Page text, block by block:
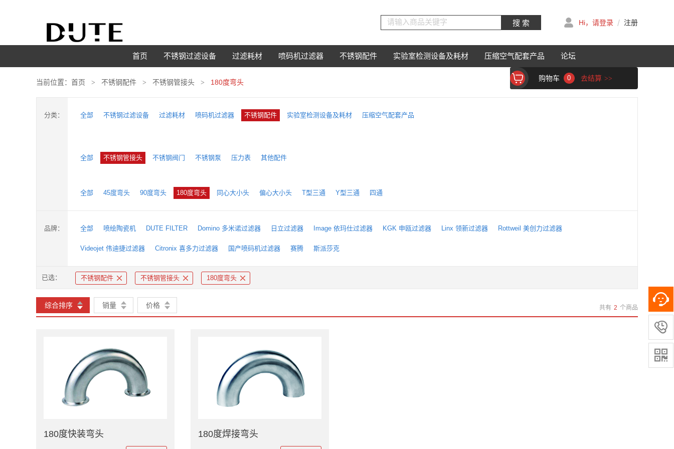
搜 索 Hi，请登录 / 注册
首页 不锈钢过滤设备 过滤耗材 喷码机过滤器 不锈钢配件 实验室检测设备及耗材 压缩空气配套产品 论坛
购物车 0 去结算 >>
当前位置： 首页 不锈钢配件 不锈钢管接头 180度弯头
分类： 全部 不锈钢过滤设备 过滤耗材 喷码机过滤器 不锈钢配件 实验室检测设备及耗材 压缩空气配套产品
全部 不锈钢管接头 不锈钢阀门 不锈钢泵 压力表 其他配件
全部 45度弯头 90度弯头 180度弯头 同心大小头 偏心大小头 T型三通 Y型三通 四通
品牌： 全部 喷绘陶瓷机 DUTE FILTER Domino 多米诺过滤器 日立过滤器 Image 依玛仕过滤器 KGK 申瓯过滤器 Linx 领新过滤器 Rottweil 美创力过滤器
Videojet 伟迪捷过滤器 Citronix 喜多力过滤器 国产喷码机过滤器 赛腾 斯派莎克
已选： 不锈钢配件 不锈钢管接头 180度弯头
综合排序 销量 价格 共有 2 个商品
180度快装弯头
180度焊接弯头

